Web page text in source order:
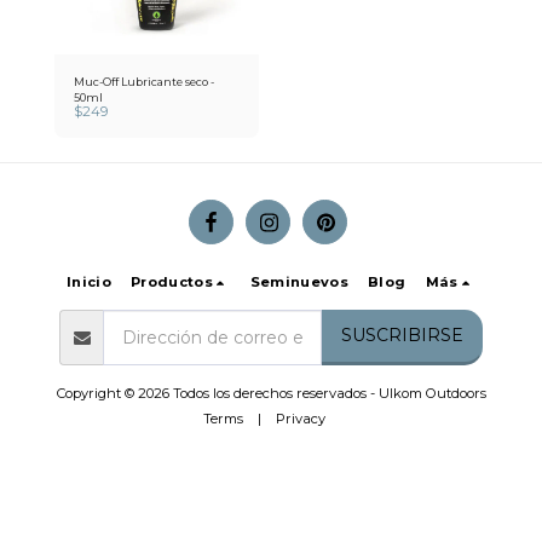
Muc-Off Lubricante seco -
50ml
$249
Inicio Productos Seminuevos Blog Más
SUSCRIBIRSE
Copyright © 2026 Todos los derechos reservados - Ulkom Outdoors
Terms| Privacy